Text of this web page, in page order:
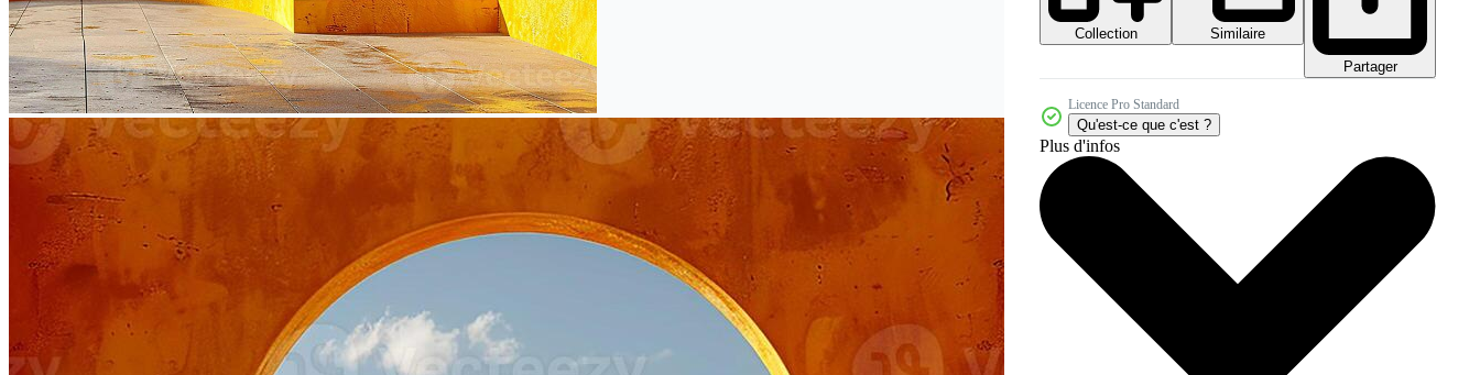
Collection
Similaire
Partager
Licence Pro Standard
Qu'est-ce que c'est ?
Plus d'infos